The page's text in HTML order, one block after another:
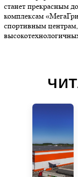
станет прекрасным
комплексам
спортивным